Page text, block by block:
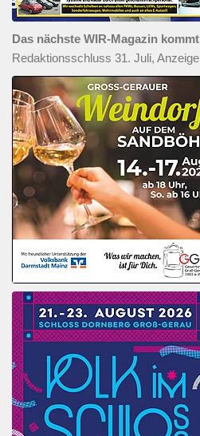
Das nächste WIR-Magazin
Redaktionsschluss 31. Juli,